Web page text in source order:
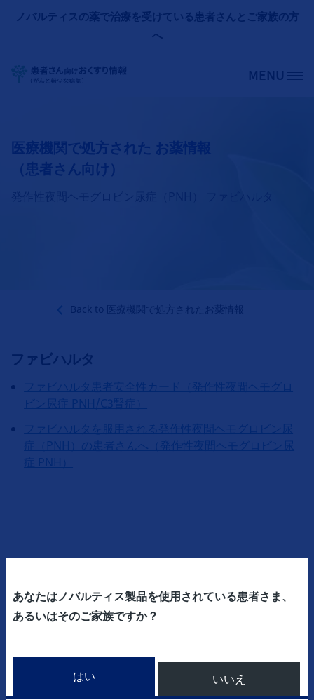
メインコンテンツに移動
ノバルティスの薬で治療を受けている患者さんとご家族の方
へ
Site Logo MENU
医療機関で処方された お薬情報
（患者さん向け）
Back to 医療機関で処方されたお薬情報
ファビハルタ
ファビハルタ患者安全性カード（発作性夜間ヘモグロ
ビン尿症 PNH/C3腎症）
ファビハルタを服用される発作性夜間ヘモグロビン尿
症（PNH）の患者さんへ（発作性夜間ヘモグロビン尿
症 PNH）
あなたはノバルティス製品を使用されている患者さま、
あるいはそのご家族ですか？
はい いいえ